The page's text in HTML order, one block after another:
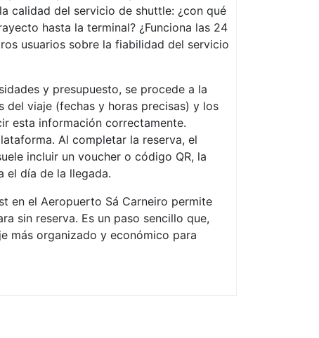
calidad del servicio de shuttle: ¿con qué
hasta la terminal? ¿Funciona las 24
usuarios sobre la fiabilidad del servicio
y presupuesto, se procede a la
del viaje (fechas y horas precisas) y los
esta información correctamente.
Al completar la reserva, el
incluir un voucher o código QR, la
el día de la llegada.
en el Aeropuerto Sá Carneiro permite
sin reserva. Es un paso sencillo que,
más organizado y económico para